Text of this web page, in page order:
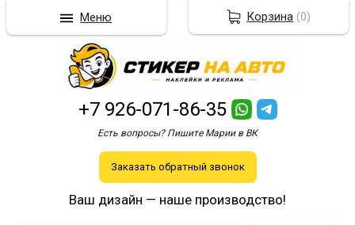
+7 926-071-86-35
Есть вопросы? Пишите Марии в ВК
Заказать обратный звонок
Ваш дизайн — наше производство!
Корзина (0)
Меню